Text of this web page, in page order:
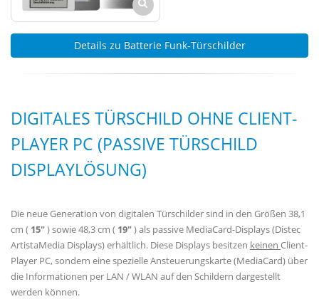
Details zu Batterie Funk-Türschilder
DIGITALES TÜRSCHILD OHNE CLIENT-
PLAYER PC (PASSIVE TÜRSCHILD
DISPLAYLÖSUNG)
Die neue Generation von digitalen Türschilder sind in den Größen 38,1
cm ( 15") sowie 48,3 cm ( 19") als passive MediaCard-Displays (Distec
ArtistaMedia Displays) erhältlich. Diese Displays besitzen keinen Client-
Player PC, sondern eine spezielle Ansteuerungskarte (MediaCard) über
die Informationen per LAN / WLAN auf den Schildern dargestellt
werden können.